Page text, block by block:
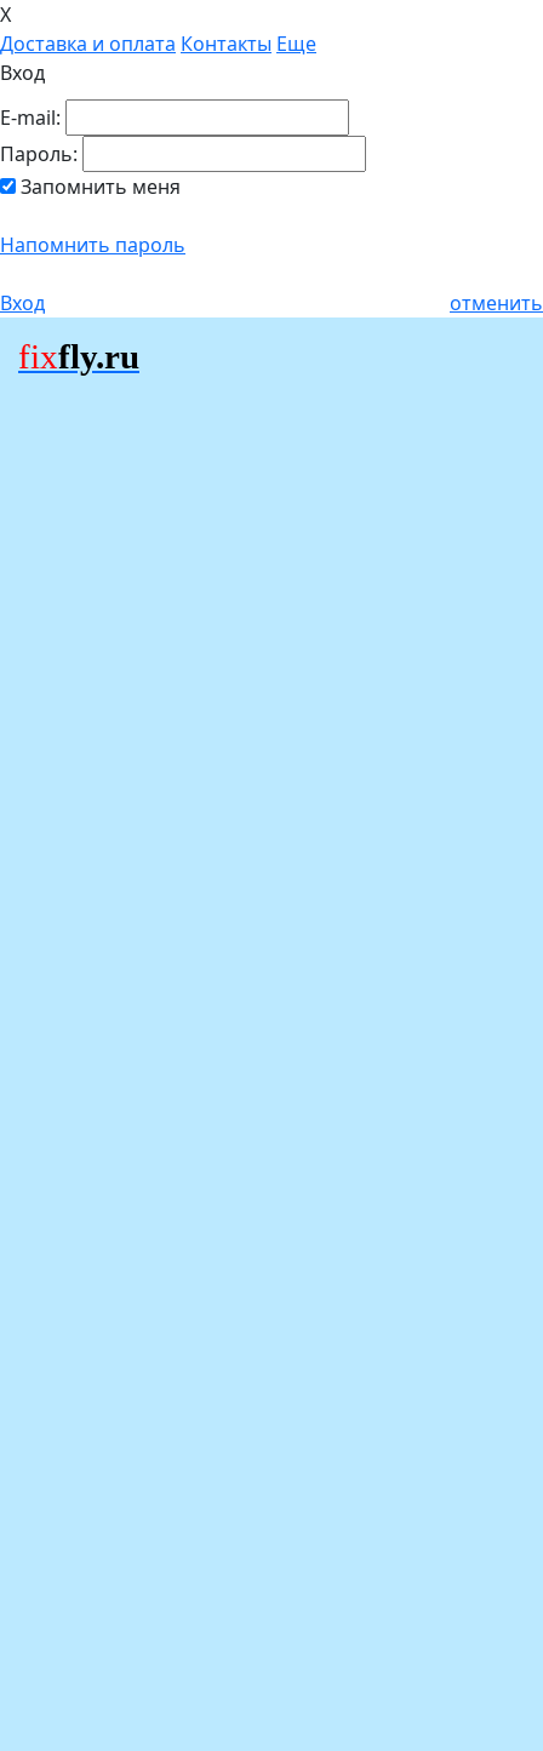
X
Доставка и оплата Контакты Еще
Вход
E-mail:
Пароль:
Запомнить меня
Напомнить пароль
Вход отменить
fixfly.ru